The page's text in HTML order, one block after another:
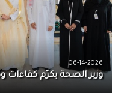
06-14-2026
وزير الصحة يكرّم كفاءات